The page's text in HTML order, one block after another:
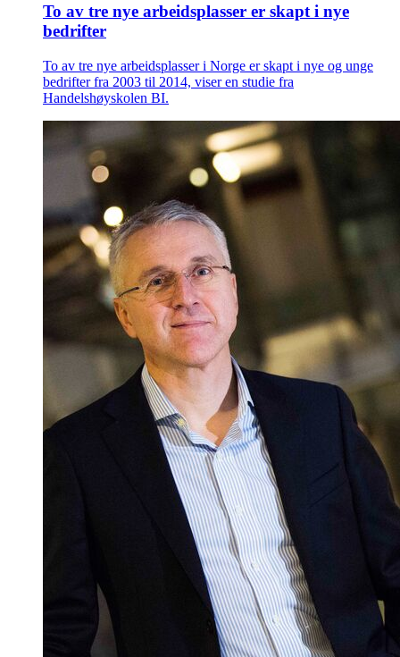
To av tre nye arbeidsplasser er skapt i nye
bedrifter
To av tre nye arbeidsplasser i Norge er skapt i nye og unge
bedrifter fra 2003 til 2014, viser en studie fra
Handelshøyskolen BI.